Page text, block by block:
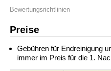
Bewertungsrichtlinien
Preise
Gebühren für Endreinigung
immer im Preis für die 1.